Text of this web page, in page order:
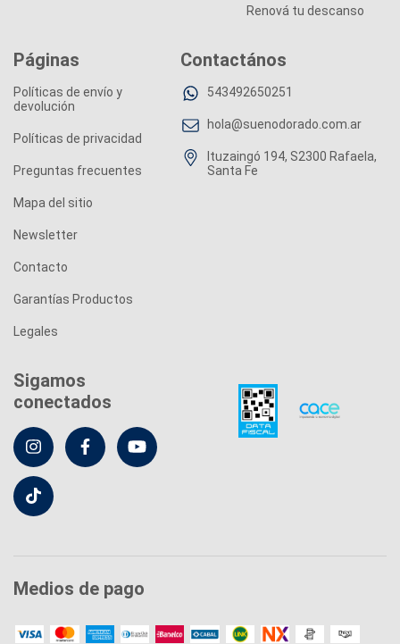
Renová tu descanso
Páginas
Políticas de envío y
devolución
Políticas de privacidad
Preguntas frecuentes
Mapa del sitio
Newsletter
Contacto
Garantías Productos
Legales
Contactános
543492650251
hola@suenodorado.com.ar
Ituzaingó 194, S2300 Rafaela,
Santa Fe
Sigamos
conectados
Medios de pago